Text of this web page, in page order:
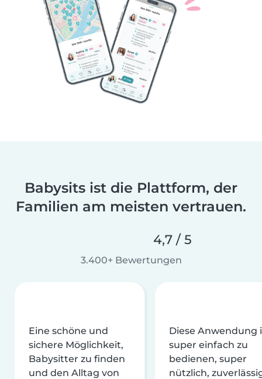
Babysits ist die Plattform, der
Familien am meisten vertrauen.
4,7 / 5
3.400+ Bewertungen
Eine schöne und
sichere Möglichkeit,
Babysitter zu finden
und den Alltag von
Diese Anwendung
super einfach zu
bedienen, super
nützlich,